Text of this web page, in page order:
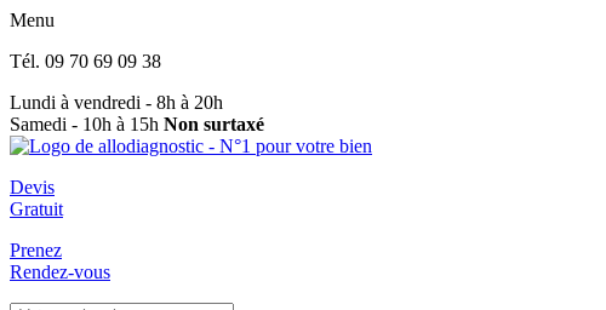
Menu
Tél. 09 70 69 09 38
Lundi à vendredi - 8h à 20h
Samedi - 10h à 15h Non surtaxé
Devis
Gratuit
Prenez
Rendez-vous